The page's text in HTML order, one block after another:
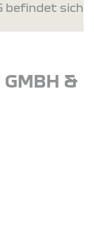
befindet sich
GMBH &